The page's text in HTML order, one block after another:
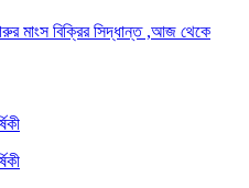
মাংস বিক্রির সিদ্ধান্ত ,আজ থেকে